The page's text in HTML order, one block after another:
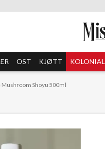
OST KJØTT KOLONIAL
Mushroom Shoyu 500ml